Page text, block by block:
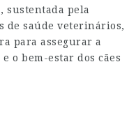
sustentada pela
de saúde veterinários,
para assegurar a
o bem-estar dos cães